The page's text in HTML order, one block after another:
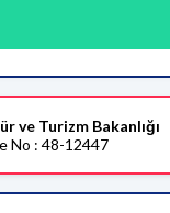
ve Turizm Bakanlığı
No : 48-12447